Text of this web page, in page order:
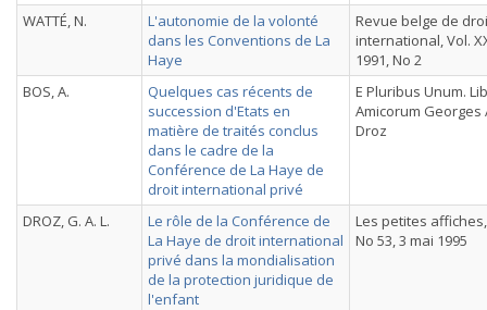
WATTÉ, N.
L'autonomie de la volonté
dans les Conventions de La
Haye
Revue belge de
international, Vol.
1991, No 2
BOS, A.
Quelques cas récents de
succession d'Etats en
matière de traités conclus
dans le cadre de la
Conférence de La Haye de
droit international privé
E Pluribus Unum.
Amicorum Georges
Droz
DROZ, G. A. L.
Le rôle de la Conférence de
La Haye de droit international
privé dans la mondialisation
de la protection juridique de
l'enfant
Les petites affiches,
No 53, 3 mai 1995